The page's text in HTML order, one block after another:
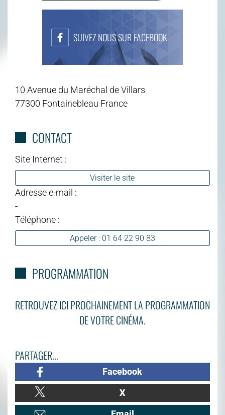
SUIVEZ NOUS SUR FACEBOOK
10 Avenue du Maréchal de Villars
77300 Fontainebleau France
CONTACT
Site Internet :
Visiter le site
Adresse e-mail :
-
Téléphone :
Appeler : 01 64 22 90 83
PROGRAMMATION
RETROUVEZ ICI PROCHAINEMENT LA PROGRAMMATION
DE VOTRE CINÉMA.
PARTAGER...
Facebook
X